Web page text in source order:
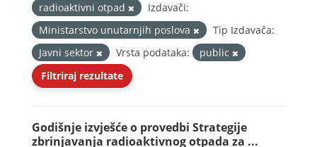
radioaktivni otpad
Izdavači:
Ministarstvo unutarnjih poslova
Tip Izdavača:
Javni sektor
Vrsta podataka:
public
Filtriraj rezultate
Godišnje izvješće o provedbi Strategije
zbrinjavanja radioaktivnog otpada za ...